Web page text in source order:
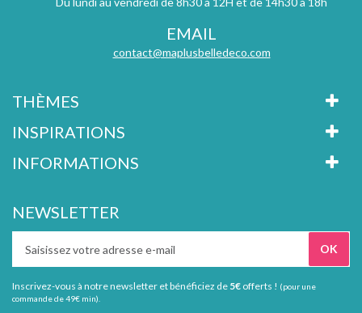
EMAIL
contact@maplusbelledeco.com
THÈMES
INSPIRATIONS
INFORMATIONS
NEWSLETTER
Inscrivez-vous à notre newsletter et bénéficiez de 5€ offerts ! (pour une
commande de 49€ min).